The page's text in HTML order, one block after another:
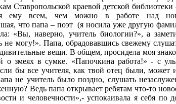
Ставропольской краевой детской библиотеки
ему всем, чем можно в работе над
что папа – поэт (я носила уже другую
«Вы, наверно, учитель биологии?», а
не могу!». Папа, обрадовавшись свежему
вещи. В общем, просидела моя
о змеях в сумке. «Папочкина работа!» - с
бы все учителя, как твой отец были, может
не учитель было поздно, слушать
Ведь папа открывает ребятам что-то
и человечности»,- успокаивала я себя по